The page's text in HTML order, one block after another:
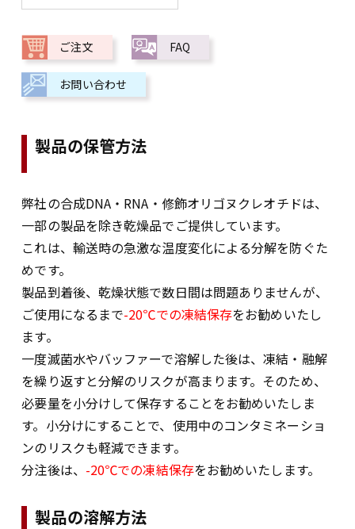
ご注文 FAQ
お問い合わせ
製品の保管方法
弊社の合成DNA・RNA・修飾オリゴヌクレオチドは、
一部の製品を除き乾燥品でご提供しています。
これは、輸送時の急激な温度変化による分解を防ぐた
めです。
製品到着後、乾燥状態で数日間は問題ありませんが、
ご使用になるまで-20℃での凍結保存をお勧めいたし
ます。
一度滅菌水やバッファーで溶解した後は、凍結・融解
を繰り返すと分解のリスクが高まります。そのため、
必要量を小分けして保存することをお勧めいたしま
す。小分けにすることで、使用中のコンタミネーショ
ンのリスクも軽減できます。
分注後は、 -20℃での凍結保存をお勧めいたします。
製品の溶解方法